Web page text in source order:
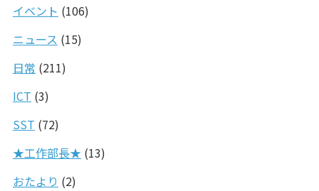
イベント (106)
ニュース (15)
日常 (211)
ICT (3)
SST (72)
★工作部長★ (13)
おたより (2)